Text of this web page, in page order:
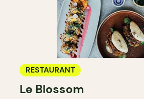
RESTAURANT
Le Blossom